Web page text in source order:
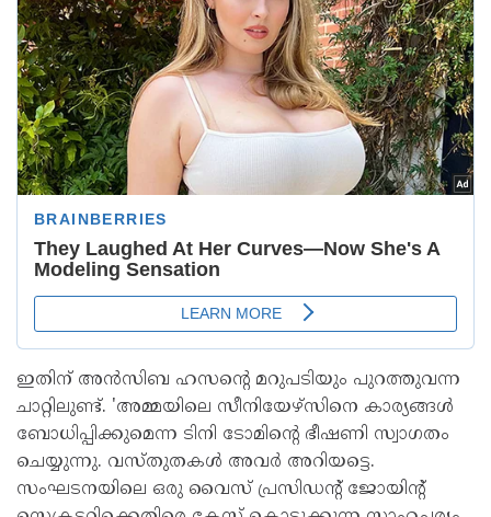
ഇതിന് അൻസിബ ഹസന്റെ മറുപടിയും പുറത്തുവന്ന
ചാറ്റിലുണ്ട്. 'അമ്മയിലെ സീനിയേഴ്‌സിനെ കാര്യങ്ങൾ
ബോധിപ്പിക്കുമെന്ന ടിനി ടോമിന്റെ ഭീഷണി സ്വാഗതം
ചെയ്യുന്നു. വസ്തുതകൾ അവർ അറിയട്ടെ.
സംഘടനയിലെ ഒരു വൈസ് പ്രസിഡന്റ് ജോയിന്റ്